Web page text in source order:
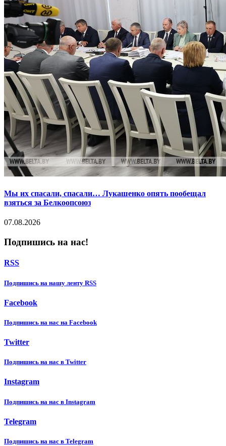
Мы их спасали, спасали… Лукашенко опять пообещал
взяться за Белкоопсоюз
07.08.2026
Подпишись на нас!
RSS
Подпишиcь на нашу ленту RSS
Facebook
Подпишиcь на нас на Facebook
Twitter
Подпишиcь на нас в Twitter
Instagram
Подпишиcь на нас в Instagram
Telegram
Подпишиcь на нас в Telegram